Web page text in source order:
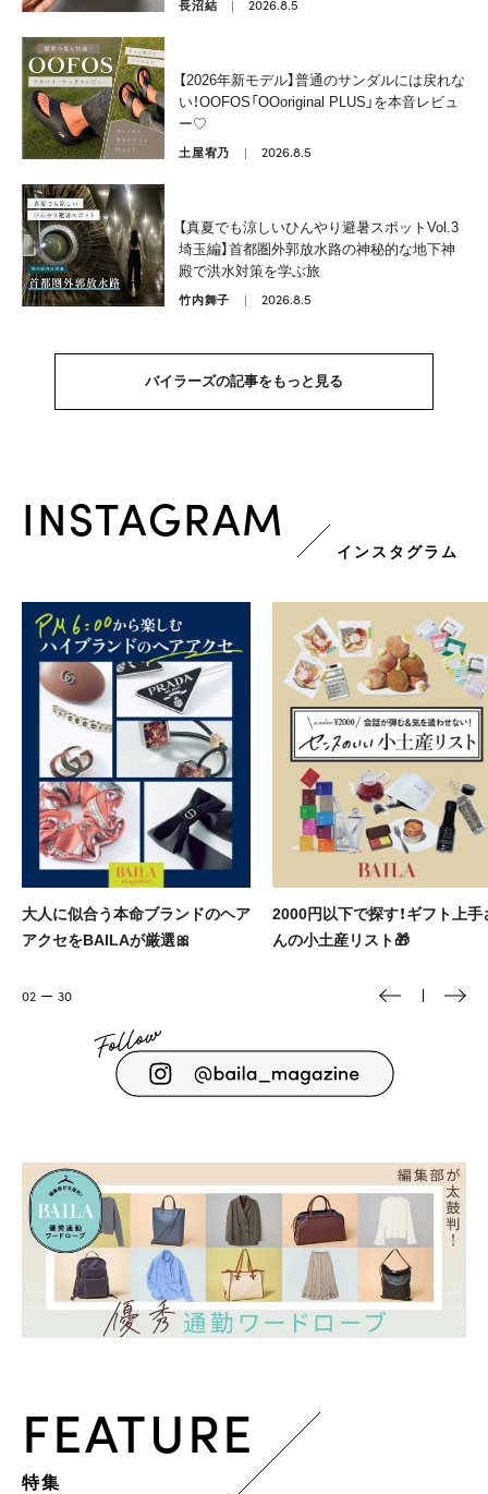
長沼結
【2026年新モデル】普通のサンダルには戻れな
い！OOFOS「OOoriginal PLUS」を本音レビュ
ー♡
土屋宥乃 2026.8.5
【真夏でも涼しいひんやり避暑スポットVol.3
埼玉編】首都圏外郭放水路の神秘的な地下神
殿で洪水対策を学ぶ旅
竹内舞子 2026.8.5
バイラーズの記事をもっと見る
INSTAGRAM
インスタグラム
ヘア
2000円以下で探す！ギフト上手さ
んの小土産リスト🎁
MISAMOが登場💕ReFa
ブランドビジョン発表会
02 30
FEATURE
特集